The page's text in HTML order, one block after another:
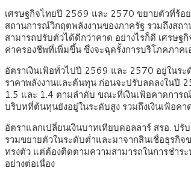
เศรษฐกิจไทยปี 2569 และ 2570 ขยายตัวที่ร้อ
สถานการณ์วิกฤตพลังงานของภาครัฐ รวมถึงส
สามารถปรับตัวได้ดีกว่าคาด อย่างไรก็ดี เศรษ
ค่าครองชีพที่เพิ่มขึ้น ซึ่งจะฉุดรั้งการบริโภคภาค
อัตราเงินเฟ้อทั่วไปปี 2569 และ 2570 อยู่ในระ
ราคาพลังงานและต้นทุน ก่อนจะปรับลดลงในปี
1.5 และ 1.4 ตามลำดับ ขณะที่เงินเฟ้อคาดการ
บริบทที่ต้นทุนยังอยู่ในระดับสูง รวมถึงเงินเฟ้อค
อัตราแลกเปลี่ยนเงินบาทเทียบดอลลาร์ สรอ. ป
รวมขยายตัวในระดับต่ำและมาจากสินเชื่อธุรกิ
ทรงตัว แต่ต้องติดตามความสามารถในการชำร
อย่างต่อเนื่อง